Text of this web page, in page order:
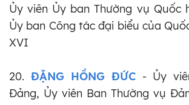
Ủy viên Ủy ban Thường vụ Quốc
Ủy ban Công tác đại biểu của
XVI
20. ĐẶNG HỒNG ĐỨC- Ủy
Đảng, Ủy viên Ban Thường vụ